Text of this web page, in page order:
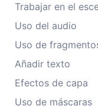
Trabajar en el
Uso del audio
Uso de
Añadir texto
Efectos de capa
Uso de máscaras